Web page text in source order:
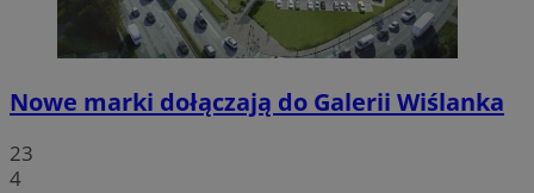
Nowe marki dołączają do Galerii Wiślanka
23
4